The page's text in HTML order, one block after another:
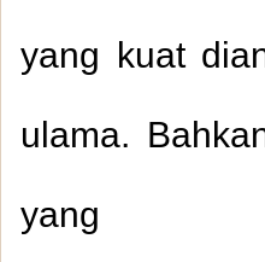
yang kuat
ulama.
yang